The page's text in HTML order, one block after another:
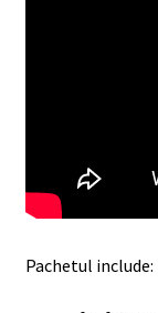
Pachetul include: